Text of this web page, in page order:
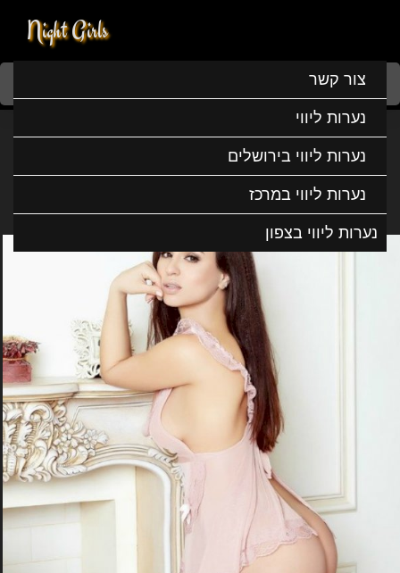
Night Girls
צור קשר
נערות ליווי
נערות ליווי בירושלים
נערות ליווי במרכז
נערות ליווי בצפון
Home
מור יפייפיה ומשגעת
מור יפייפיה ומשגעת